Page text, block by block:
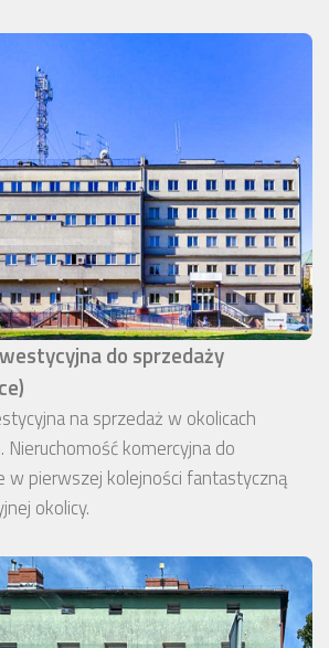
do sprzedaży
na sprzedaż w okolicach
Nieruchomość komercyjna do
w pierwszej kolejności fantastyczną
okolicy.